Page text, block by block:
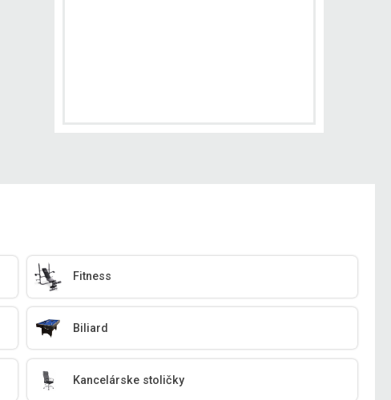
Fitness
Biliard
Kancelárske stoličky